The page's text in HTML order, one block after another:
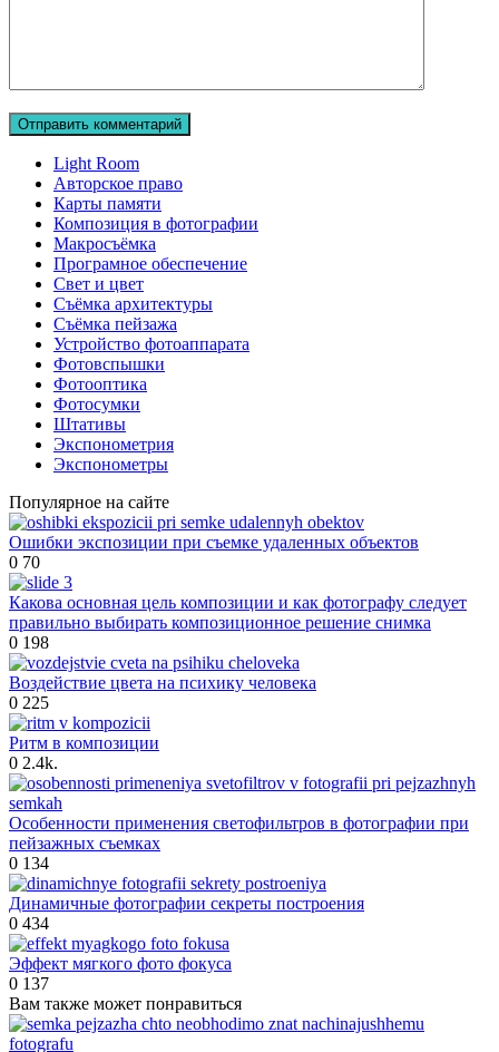
Light Room
Авторское право
Карты памяти
Композиция в фотографии
Макросъёмка
Програмное обеспечение
Свет и цвет
Съёмка архитектуры
Съёмка пейзажа
Устройство фотоаппарата
Фотовспышки
Фотооптика
Фотосумки
Штативы
Экспонометрия
Экспонометры
Популярное на сайте
Ошибки экспозиции при съемке удаленных объектов
0 70
Какова основная цель композиции и как фотографу следует
правильно выбирать композиционное решение снимка
0 198
Воздействие цвета на психику человека
0 225
Ритм в композиции
0 2.4k.
Особенности применения светофильтров в фотографии при
пейзажных съемках
0 134
Динамичные фотографии секреты построения
0 434
Эффект мягкого фото фокуса
0 137
Вам также может понравиться